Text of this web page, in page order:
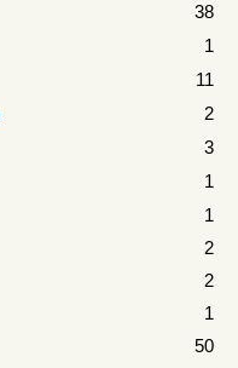
38
1
11
2
3
1
1
2
2
1
50